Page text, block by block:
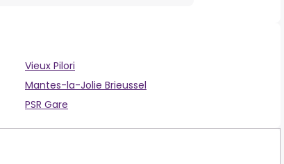
Vieux Pilori
Mantes-la-Jolie Brieussel
PSR Gare